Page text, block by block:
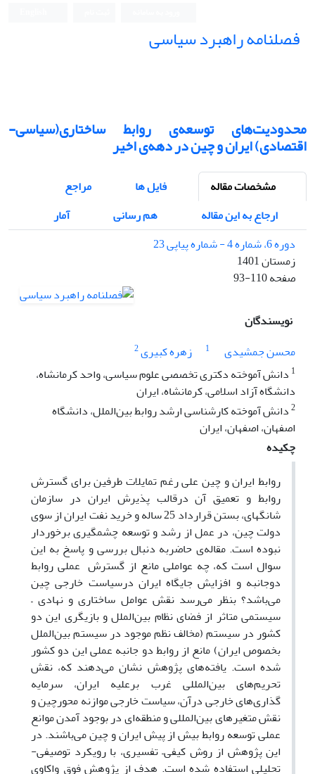
فصلنامه راهبرد سیاسی
محدودیت‌های توسعه‌ی روابط ساختاری(سیاسی-
اقتصادی) ایران و چین در دهه‌ی اخیر
مشخصات مقاله فایل ها
مراجع
ارجاع به این مقاله
هم رسانی
آمار
دوره 6، شماره 4 - شماره پیاپی 23
زمستان 1401
صفحه93-110
نویسندگان
محسن جمشیدی
1 زهره کبیری2
1 دانش آموخته دکتری تخصصی علوم سیاسی، واحد کرمانشاه،
دانشگاه آزاد اسلامی، کرمانشاه، ایران
2دانش آموخته کارشناسی ارشد روابط بین‌الملل، دانشگاه
اصفهان، اصفهان، ایران
چکیده
روابط ایران و چین علی رغم تمایلات طرفین برای گسترش
روابط و تعمیق آن درقالب پذیرش ایران در سازمان
شانگهای، بستن قرارداد 25 ساله و خرید نفت ایران از سوی
دولت چین، در عمل از رشد و توسعه چشمگیری برخوردار
نبوده است. مقاله‌ی حاضربه دنبال بررسی و پاسخ به این
سوال است که، چه عواملی مانع از گسترش عملی روابط
دوجانبه و افزایش جایگاه ایران درسیاست خارجی چین
می‌باشد؟ بنظر می‌رسد نقش عوامل ساختاری و نهادی –
سیستمی متاثر از فضای نظام بین‌الملل و بازیگری این دو
کشور در سیستم (مخالف نظم موجود در سیستم بین‌الملل
بخصوص ایران) مانع از روابط دو جانبه عملی این دو کشور
شده است. یافته‌های پژوهش نشان می‌دهند که، نقش
تحریم‌های بین‌المللی غرب برعلیه ایران، سرمایه
گذاری‌های خارجی درآن، سیاست خارجی موازنه محورچین و
نقش متغیرهای بین‌المللی و منطقه‌ای در بوجود آمدن موانع
عملی توسعه روابط بیش از پیش ایران و چین می‌باشند. در
این پژوهش از روش کیفی– تفسیری، با رویکرد توصیفی-
تحلیلی استفاده شده است. هدف از پژوهش فوق واکاوی